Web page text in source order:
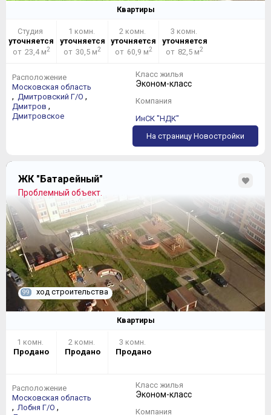
Квартиры
Студия
уточняется
от 23,4 м2
1 комн.
уточняется
от 30,5 м2
2 комн.
уточняется
от 60,9 м2
3 комн.
уточняется
от 82,5 м2
Расположение
Московская область
, Дмитровский Г/О ,
Дмитров ,
Дмитровское
Класс жилья
Эконом-класс
Компания
ИнСК "НДК"
На страницу Новостройки
ЖК "Батарейный"
Проблемный объект.
99 ход строительства
Квартиры
1 комн.
Продано
2 комн.
Продано
3 комн.
Продано
Расположение
Московская область
, Лобня Г/О ,
Класс жилья
Эконом-класс
Компания